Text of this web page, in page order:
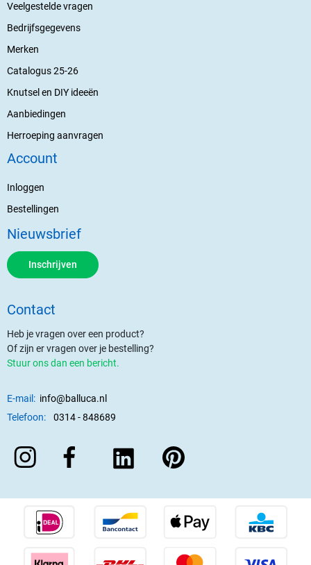
Veelgestelde vragen
Bedrijfsgegevens
Merken
Catalogus 25-26
Knutsel en DIY ideeën
Aanbiedingen
Herroeping aanvragen
Account
Inloggen
Bestellingen
Nieuwsbrief
Inschrijven
Contact
Heb je vragen over een product?
Of zijn er vragen over je bestelling?
Stuur ons dan een bericht.
E-mail: info@balluca.nl
Telefoon:
0314 - 848689